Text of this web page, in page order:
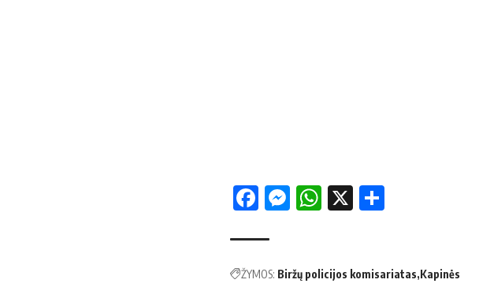
Facebook
Messenger
WhatsApp
X
ŽYMOS: Biržų policijos komisariatas Kapinės